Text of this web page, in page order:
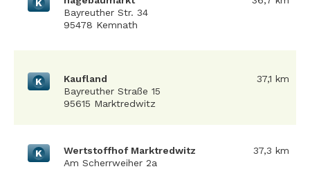
K
Bayreuther Str. 34
95478 Kemnath
K
Kaufland
Bayreuther Straße 15
95615 Marktredwitz
37,1 km
K
Wertstoffhof Marktredwitz
Am Scherrweiher 2a
37,3 km